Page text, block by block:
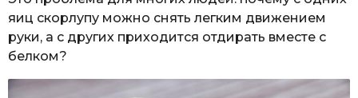
яиц скорлупу можно снять легким движением
руки, а с других приходится отдирать вместе с
белком?